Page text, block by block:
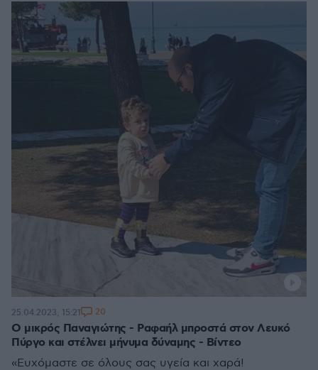
Ο μικρός Παναγιώτης - Ραφαήλ μπροστά στον Λευκό
Πύργο και στέλνει μήνυμα δύναμης - Βίντεο
«Ευχόμαστε σε όλους σας υγεία και χαρά!
25.04.2023, 15:21 20